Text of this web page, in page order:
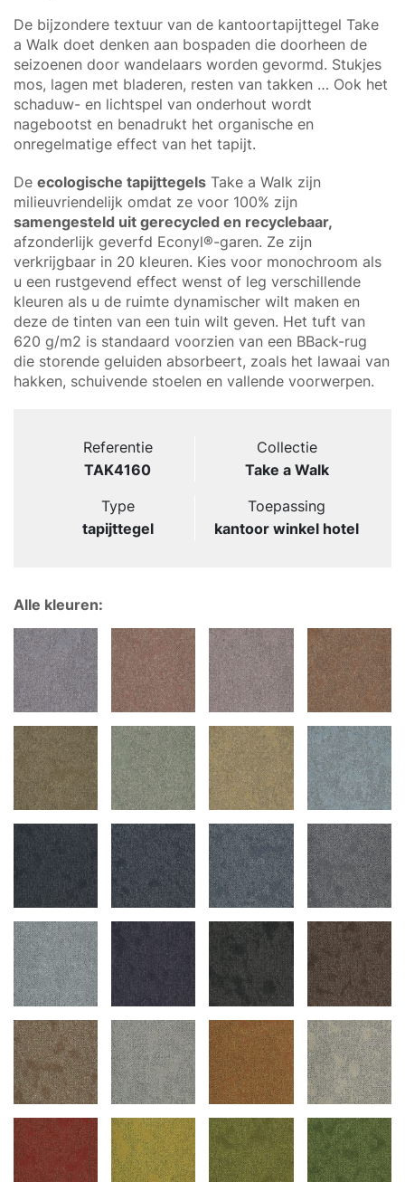
De bijzondere textuur van de kantoortapijttegel Take
a Walk doet denken aan bospaden die doorheen de
seizoenen door wandelaars worden gevormd. Stukjes
mos, lagen met bladeren, resten van takken … Ook het
schaduw- en lichtspel van onderhout wordt
nagebootst en benadrukt het organische en
onregelmatige effect van het tapijt.
De ecologische tapijttegels Take a Walk zijn
milieuvriendelijk omdat ze voor 100% zijn
samengesteld uit gerecycled en recyclebaar,
afzonderlijk geverfd Econyl®-garen. Ze zijn
verkrijgbaar in 20 kleuren. Kies voor monochroom als
u een rustgevend effect wenst of leg verschillende
kleuren als u de ruimte dynamischer wilt maken en
deze de tinten van een tuin wilt geven. Het tuft van
620 g/m2 is standaard voorzien van een BBack-rug
die storende geluiden absorbeert, zoals het lawaai van
hakken, schuivende stoelen en vallende voorwerpen.
Referentie
TAK4160
Collectie
Take a Walk
Type
tapijttegel
Toepassing
kantoor winkel hotel
Alle kleuren: